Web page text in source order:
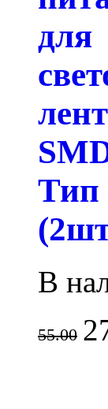
для
Тип
В
55.00